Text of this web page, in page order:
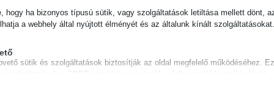
Leírás
hogy ha bizonyos típusú sütik, vagy szolgáltatások letiltása mellett dönt,
a webhely által nyújtott élményét és az általunk kínált szolgáltatásokat.
sütik és szolgáltatások biztosítják az oldal megfelelő működéséhez.
szolgáltatások a GDPR szerint nem igénylik a felhasználó hozzájárulását.